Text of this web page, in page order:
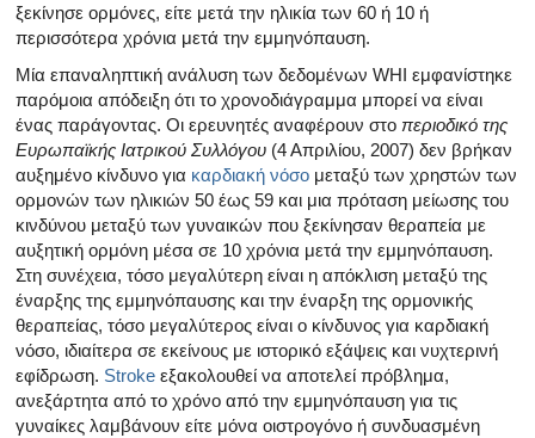
ξεκίνησε ορμόνες, είτε μετά την ηλικία των 60 ή 10 ή
περισσότερα χρόνια μετά την εμμηνόπαυση.
Μία επαναληπτική ανάλυση των δεδομένων WHI εμφανίστηκε
παρόμοια απόδειξη ότι το χρονοδιάγραμμα μπορεί να είναι
ένας παράγοντας. Οι ερευνητές αναφέρουν στο περιοδικό της
Ευρωπαϊκής Ιατρικού Συλλόγου (4 Απριλίου, 2007) δεν βρήκαν
αυξημένο κίνδυνο για καρδιακή νόσο μεταξύ των χρηστών των
ορμονών των ηλικιών 50 έως 59 και μια πρόταση μείωσης του
κινδύνου μεταξύ των γυναικών που ξεκίνησαν θεραπεία με
αυξητική ορμόνη μέσα σε 10 χρόνια μετά την εμμηνόπαυση.
Στη συνέχεια, τόσο μεγαλύτερη είναι η απόκλιση μεταξύ της
έναρξης της εμμηνόπαυσης και την έναρξη της ορμονικής
θεραπείας, τόσο μεγαλύτερος είναι ο κίνδυνος για καρδιακή
νόσο, ιδιαίτερα σε εκείνους με ιστορικό εξάψεις και νυχτερινή
εφίδρωση. Stroke εξακολουθεί να αποτελεί πρόβλημα,
ανεξάρτητα από το χρόνο από την εμμηνόπαυση για τις
γυναίκες λαμβάνουν είτε μόνα οιστρογόνο ή συνδυασμένη